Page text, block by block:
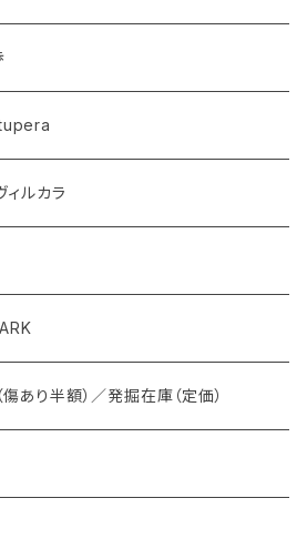
tupera
ィルカラ
あり半額）／発掘在庫（定価）